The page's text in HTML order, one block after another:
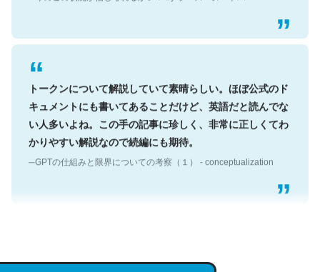
トークンについて解説していて素晴らしい。ほぼ公式のド
キュメントにも書いてあることだけど、英語だと読んでな
い人多いよね。この手の記事に珍しく、非常に正しくてわ
かりやすい解説なので続編にも期待。
─GPTの仕組みと限界についての考察（１） - conceptualization
説してる記事が少ないので貴重な良記事。/続編来た